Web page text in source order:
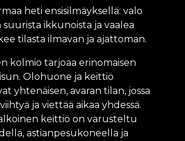
heti ensisilmäyksellä: valo
suurista ikkunoista ja vaalea
tilasta ilmavan ja ajattoman.
kolmio tarjoaa erinomaisen
Olohuone ja keittiö
yhtenäisen, avaran tilan, jossa
ja viettää aikaa yhdessä.
keittiö on varusteltu
astianpesukoneella ja